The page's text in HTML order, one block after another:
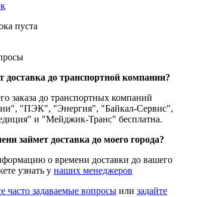
пуста
доставка до транспортной компании?
заказа до транспортных компаний
"ПЭК", "Энергия", "Байкал-Сервис",
и "Мейджик-Транс" бесплатна.
займет доставка до моего города?
о времени доставки до вашего
узнать у наших менеджеров
часто задаваемые вопросы или задайте